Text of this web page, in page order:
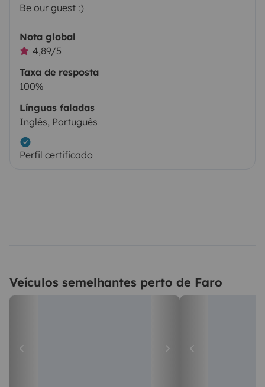
Be our guest :)
Nota global
4,89/5
Taxa de resposta
100%
Línguas faladas
Inglês, Português
Perfil certificado
Veículos semelhantes perto de Faro